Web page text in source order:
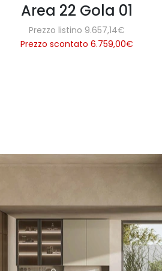
Area 22 Gola 01
Prezzo listino 9.657,14€
Prezzo scontato 6.759,00€